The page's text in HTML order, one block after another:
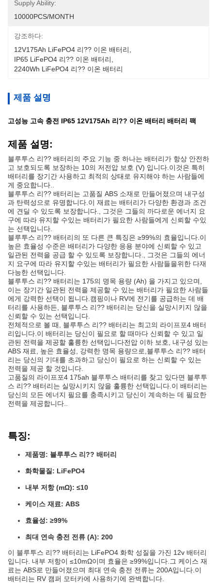
Supply Ability:
10000PCS/MONTH
강조하다:
12V175Ah LiFePO4 리?? 이온 배터리
IP65 LiFePO4 리?? 이온 배터리
2240Wh LiFePO4 리?? 이온 배터리
제품 설명
고성능 고속 충전 IP65 12V175Ah 리?? 이온 배터리 배터리 팩
제품 설명:
블루투스 리?? 배터리의 주요 기능 중 하나는 배터리가 항상 안전하
고 보호되도록 보장하는 10의 저전압 보호 (V) 입니다.이것은 특히
배터리를 장기간 사용하고 최적의 상태로 유지해야 하는 사람들에
게 중요합니다..
블루투스 리?? 배터리는 고품질 ABS 소재로 만들어졌으며 내구성
과 탄력성으로 유명합니다.이 재료는 배터리가 다양한 환경과 조건
에 견딜 수 있도록 보장합니다., 그것은 그들의 까다로운 에너지 요
구에 따라 유지할 수있는 배터리가 필요한 사람들에게 신뢰할 수있
는 선택입니다.
블루투스 리?? 배터리의 또 다른 큰 특징은 ≥99%의 효율입니다.이
높은 효율성 수준은 배터리가 다양한 응용 분야에 신뢰할 수 있고
일관된 전력을 공급 할 수 있도록 보장합니다., 그것은 그들의 에너
지 요구에 따라 유지할 수있는 배터리가 필요한 사람들을위한 다재
다능한 선택입니다.
블루투스 리?? 배터리는 175의 명목 용량 (Ah) 을 가지고 있으며,
이는 장기간 일관된 전력을 제공할 수 있는 배터리가 필요한 사람들
에게 강력한 선택이 됩니다.캠핑이나 RV에 전기를 공급하는 데 배
터리를 사용하든, 블루투스 리?? 배터리는 당신을 실망시키지 않을
신뢰할 수 있는 선택입니다.
전체적으로 볼 때, 블루투스 리?? 배터리는 최고의 라이프포4 배터
리입니다.이 배터리는 당신이 필요로 할 때마다 신뢰할 수 있고 일
관된 전력을 제공할 훌륭한 선택입니다전압 이하 보호, 내구성 있는
ABS 재료, 높은 효율성, 강력한 명목 용량으로,블루투스 리?? 배터
리는 당신의 기대를 초과하고 당신이 필요로 하는 신뢰할 수 있는
전력을 제공 할 것입니다.
고품질의 라이프포4 175ah 블루투스 배터리를 찾고 있다면 블루투
스 리?? 배터리는 실망시키지 않을 훌륭한 선택입니다.이 배터리는
당신의 모든 에너지 필요를 충족시키고 당신이 계속하는 데 필요한
전력을 제공합니다..
특징:
제품명: 블루투스 리?? 배터리
화학물질: LiFePO4
내부 저항 (mΩ): ≤10
케이스 재료: ABS
효율성: ≥99%
최대 연속 충전 전류 (A): 200
이 블루투스 리?? 배터리는 LiFePO4 화학 성질을 가진 12v 배터리
입니다. 내부 저항이 ≤10mΩ이며 효율은 ≥99%입니다.그 케이스 재
료는 ABS로 만들어졌으며 최대 연속 충전 전류는 200A입니다.이
배터리는 RV 캠퍼 모터카에 사용하기에 완벽합니다.